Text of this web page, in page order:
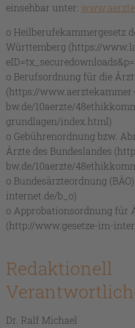
einsehbar unter:
o Heilberufekammergesetz
Württemberg (https://
o Berufsordnung für die
(https://www.aerztekammer-
bw.de/10aerzte/
grundlagen/index.html)
o Gebührenordnung bzw.
Ärzte des Bundeslandes
bw.de/10aerzte/
o Bundesärzteordnung
internet.de/b_o)
o Approbationsordnung für
(http://www.gesetze-im-
Redaktionell
Dr. Ralf Michael